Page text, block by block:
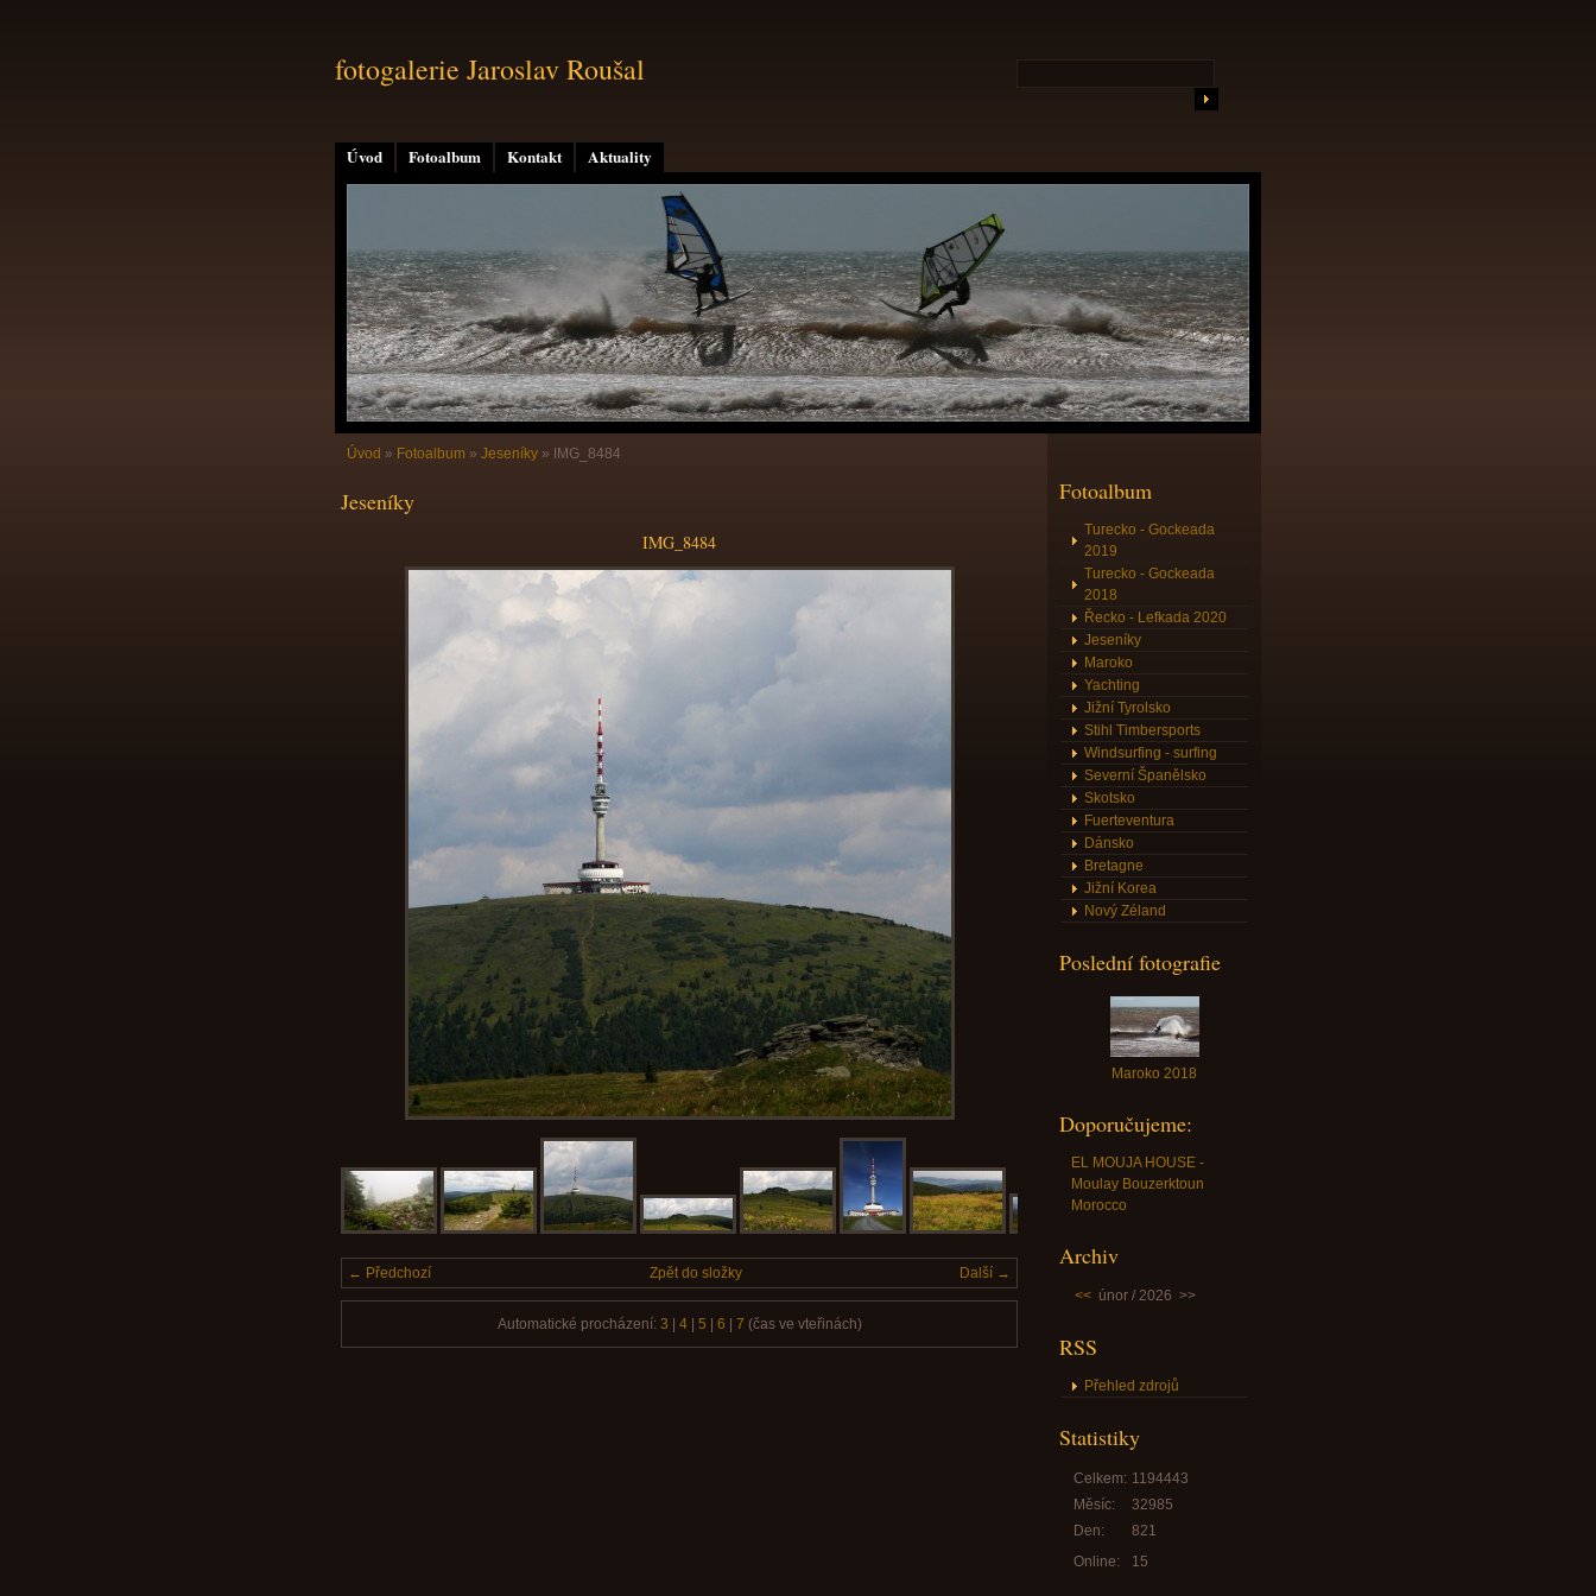
Úvod Fotoalbum Kontakt Aktuality
fotogalerie Jaroslav Roušal
Úvod » Fotoalbum » Jeseníky » IMG_8484
Jeseníky
IMG_8484
← Předchozí Další →
Zpět do složky
Automatické procházení: 3 4| 5 6 7 (čas ve vteřinách)
Fotoalbum
Turecko - Gockeada
2019
Turecko - Gockeada
2018
Řecko - Lefkada 2020
Jeseníky
Maroko
Yachting
Jižní Tyrolsko
Stihl Timbersports
Windsurfing - surfing
Severní Španělsko
Skotsko
Fuerteventura
Dánsko
Bretagne
Jižní Korea
Nový Zéland
Poslední fotografie
Maroko 2018
Doporučujeme:
EL MOUJA HOUSE -
Moulay Bouzerktoun
Morocco
Archiv
<< únor / 2026 >>
RSS
Přehled zdrojů
Statistiky
Online: 15
Celkem: 1194443
Měsíc:
32985
Den:
821